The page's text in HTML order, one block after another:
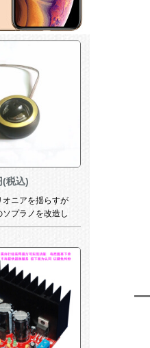
(税込)
オニアを揺らすが
ソプラノを改造し
頭を持つ。